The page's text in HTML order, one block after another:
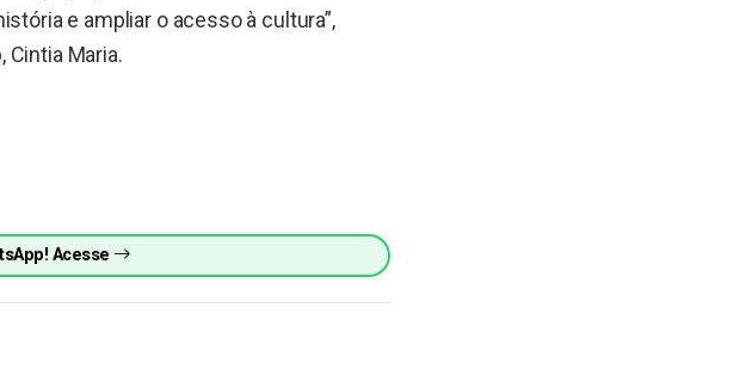
e ampliar o acesso à cultura”,
Cintia Maria.
Acesse